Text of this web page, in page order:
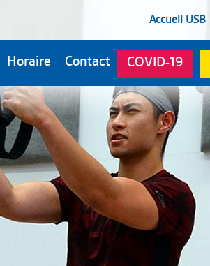
Accueil USB
Horaire Contact COVID-19